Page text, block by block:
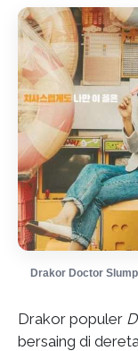
Drakor Doctor Slump
Drakor populer
bersaing di